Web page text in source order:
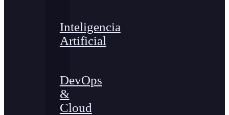
Inteligencia
Artificial
DevOps
&
Cloud